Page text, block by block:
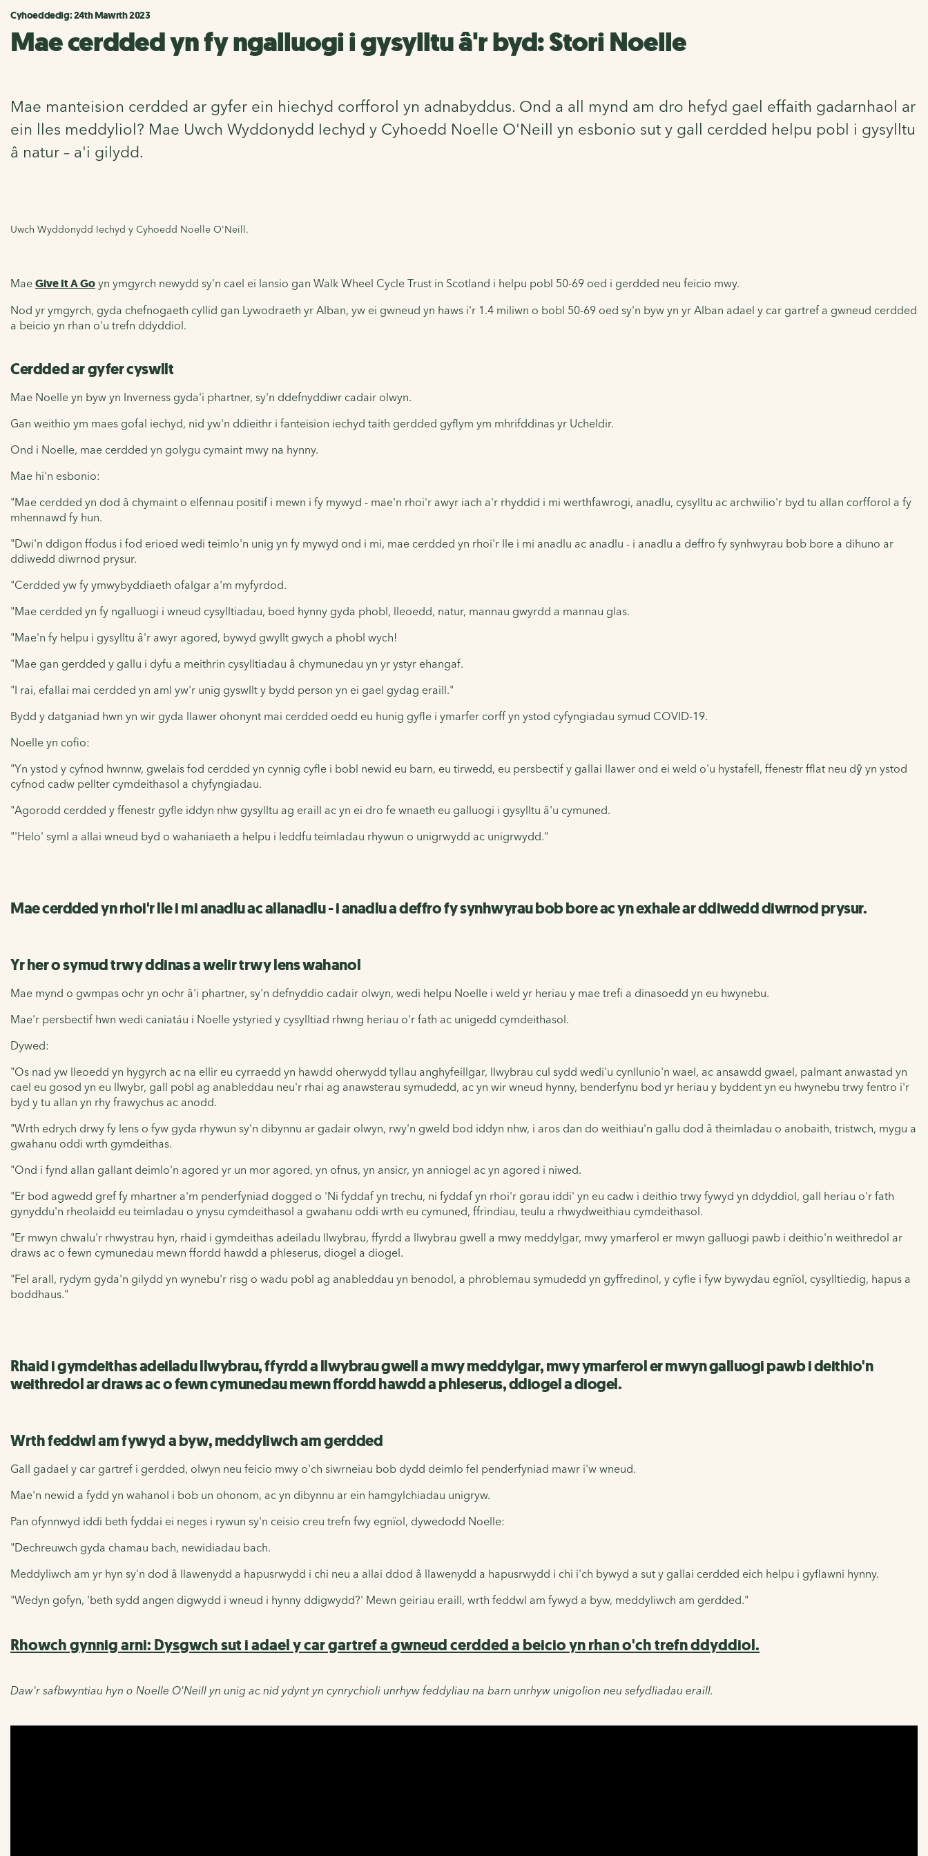
Cyhoeddedig: 24th Mawrth 2023
Mae cerdded yn fy ngalluogi i gysylltu â'r byd: Stori Noelle
Mae manteision cerdded ar gyfer ein hiechyd corfforol yn adnabyddus. Ond a all mynd am dro hefyd gael effaith gadarnhaol ar
ein lles meddyliol? Mae Uwch Wyddonydd Iechyd y Cyhoedd Noelle O'Neill yn esbonio sut y gall cerdded helpu pobl i gysylltu
â natur – a'i gilydd.
Uwch Wyddonydd Iechyd y Cyhoedd Noelle O'Neill.
Mae Give It A Go yn ymgyrch newydd sy'n cael ei lansio gan Walk Wheel Cycle Trust in Scotland i helpu pobl 50-69 oed i gerdded neu feicio mwy.
Nod yr ymgyrch, gyda chefnogaeth cyllid gan Lywodraeth yr Alban, yw ei gwneud yn haws i'r 1.4 miliwn o bobl 50-69 oed sy'n byw yn yr Alban adael y car gartref a gwneud cerdded
a beicio yn rhan o'u trefn ddyddiol.
Cerdded ar gyfer cyswllt
Mae Noelle yn byw yn Inverness gyda'i phartner, sy'n ddefnyddiwr cadair olwyn.
Gan weithio ym maes gofal iechyd, nid yw'n ddieithr i fanteision iechyd taith gerdded gyflym ym mhrifddinas yr Ucheldir.
Ond i Noelle, mae cerdded yn golygu cymaint mwy na hynny.
Mae hi'n esbonio:
"Mae cerdded yn dod â chymaint o elfennau positif i mewn i fy mywyd - mae'n rhoi'r awyr iach a'r rhyddid i mi werthfawrogi, anadlu, cysylltu ac archwilio'r byd tu allan corfforol a fy
mhennawd fy hun.
"Dwi'n ddigon ffodus i fod erioed wedi teimlo'n unig yn fy mywyd ond i mi, mae cerdded yn rhoi'r lle i mi anadlu ac anadlu - i anadlu a deffro fy synhwyrau bob bore a dihuno ar
ddiwedd diwrnod prysur.
"Cerdded yw fy ymwybyddiaeth ofalgar a'm myfyrdod.
"Mae cerdded yn fy ngalluogi i wneud cysylltiadau, boed hynny gyda phobl, lleoedd, natur, mannau gwyrdd a mannau glas.
"Mae'n fy helpu i gysylltu â'r awyr agored, bywyd gwyllt gwych a phobl wych!
"Mae gan gerdded y gallu i dyfu a meithrin cysylltiadau â chymunedau yn yr ystyr ehangaf.
"I rai, efallai mai cerdded yn aml yw'r unig gyswllt y bydd person yn ei gael gydag eraill."
Bydd y datganiad hwn yn wir gyda llawer ohonynt mai cerdded oedd eu hunig gyfle i ymarfer corff yn ystod cyfyngiadau symud COVID-19.
Noelle yn cofio:
"Yn ystod y cyfnod hwnnw, gwelais fod cerdded yn cynnig cyfle i bobl newid eu barn, eu tirwedd, eu persbectif y gallai llawer ond ei weld o'u hystafell, ffenestr fflat neu dŷ yn ystod
cyfnod cadw pellter cymdeithasol a chyfyngiadau.
"Agorodd cerdded y ffenestr gyfle iddyn nhw gysylltu ag eraill ac yn ei dro fe wnaeth eu galluogi i gysylltu â'u cymuned.
"'Helo' syml a allai wneud byd o wahaniaeth a helpu i leddfu teimladau rhywun o unigrwydd ac unigrwydd."
Mae cerdded yn rhoi'r lle i mi anadlu ac allanadlu - i anadlu a deffro fy synhwyrau bob bore ac yn exhale ar ddiwedd diwrnod prysur.
Yr her o symud trwy ddinas a welir trwy lens wahanol
Mae mynd o gwmpas ochr yn ochr â'i phartner, sy'n defnyddio cadair olwyn, wedi helpu Noelle i weld yr heriau y mae trefi a dinasoedd yn eu hwynebu.
Mae'r persbectif hwn wedi caniatáu i Noelle ystyried y cysylltiad rhwng heriau o'r fath ac unigedd cymdeithasol.
Dywed:
"Os nad yw lleoedd yn hygyrch ac na ellir eu cyrraedd yn hawdd oherwydd tyllau anghyfeillgar, llwybrau cul sydd wedi'u cynllunio'n wael, ac ansawdd gwael, palmant anwastad yn
cael eu gosod yn eu llwybr, gall pobl ag anableddau neu'r rhai ag anawsterau symudedd, ac yn wir wneud hynny, benderfynu bod yr heriau y byddent yn eu hwynebu trwy fentro i'r
byd y tu allan yn rhy frawychus ac anodd.
"Wrth edrych drwy fy lens o fyw gyda rhywun sy'n dibynnu ar gadair olwyn, rwy'n gweld bod iddyn nhw, i aros dan do weithiau'n gallu dod â theimladau o anobaith, tristwch, mygu a
gwahanu oddi wrth gymdeithas.
"Ond i fynd allan gallant deimlo'n agored yr un mor agored, yn ofnus, yn ansicr, yn anniogel ac yn agored i niwed.
"Er bod agwedd gref fy mhartner a'm penderfyniad dogged o 'Ni fyddaf yn trechu, ni fyddaf yn rhoi'r gorau iddi' yn eu cadw i deithio trwy fywyd yn ddyddiol, gall heriau o'r fath
gynyddu'n rheolaidd eu teimladau o ynysu cymdeithasol a gwahanu oddi wrth eu cymuned, ffrindiau, teulu a rhwydweithiau cymdeithasol.
"Er mwyn chwalu'r rhwystrau hyn, rhaid i gymdeithas adeiladu llwybrau, ffyrdd a llwybrau gwell a mwy meddylgar, mwy ymarferol er mwyn galluogi pawb i deithio'n weithredol ar
draws ac o fewn cymunedau mewn ffordd hawdd a phleserus, diogel a diogel.
"Fel arall, rydym gyda'n gilydd yn wynebu'r risg o wadu pobl ag anableddau yn benodol, a phroblemau symudedd yn gyffredinol, y cyfle i fyw bywydau egnïol, cysylltiedig, hapus a
boddhaus."
Rhaid i gymdeithas adeiladu llwybrau, ffyrdd a llwybrau gwell a mwy meddylgar, mwy ymarferol er mwyn galluogi pawb i deithio'n
weithredol ar draws ac o fewn cymunedau mewn ffordd hawdd a phleserus, ddiogel a diogel.
Wrth feddwl am fywyd a byw, meddyliwch am gerdded
Gall gadael y car gartref i gerdded, olwyn neu feicio mwy o'ch siwrneiau bob dydd deimlo fel penderfyniad mawr i'w wneud.
Mae'n newid a fydd yn wahanol i bob un ohonom, ac yn dibynnu ar ein hamgylchiadau unigryw.
Pan ofynnwyd iddi beth fyddai ei neges i rywun sy'n ceisio creu trefn fwy egnïol, dywedodd Noelle:
"Dechreuwch gyda chamau bach, newidiadau bach.
Meddyliwch am yr hyn sy'n dod â llawenydd a hapusrwydd i chi neu a allai ddod â llawenydd a hapusrwydd i chi i'ch bywyd a sut y gallai cerdded eich helpu i gyflawni hynny.
"Wedyn gofyn, 'beth sydd angen digwydd i wneud i hynny ddigwydd?' Mewn geiriau eraill, wrth feddwl am fywyd a byw, meddyliwch am gerdded."
Rhowch gynnig arni: Dysgwch sut iadael y car gartref a gwneud cerdded a beicio yn rhan o'ch trefn ddyddiol.
Daw'r safbwyntiau hyn o Noelle O'Neill yn unig ac nid ydynt yn cynrychioli unrhyw feddyliau na barn unrhyw unigolion neu sefydliadau eraill.